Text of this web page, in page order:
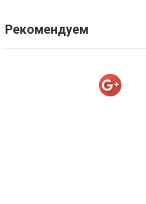
Рекомендуем